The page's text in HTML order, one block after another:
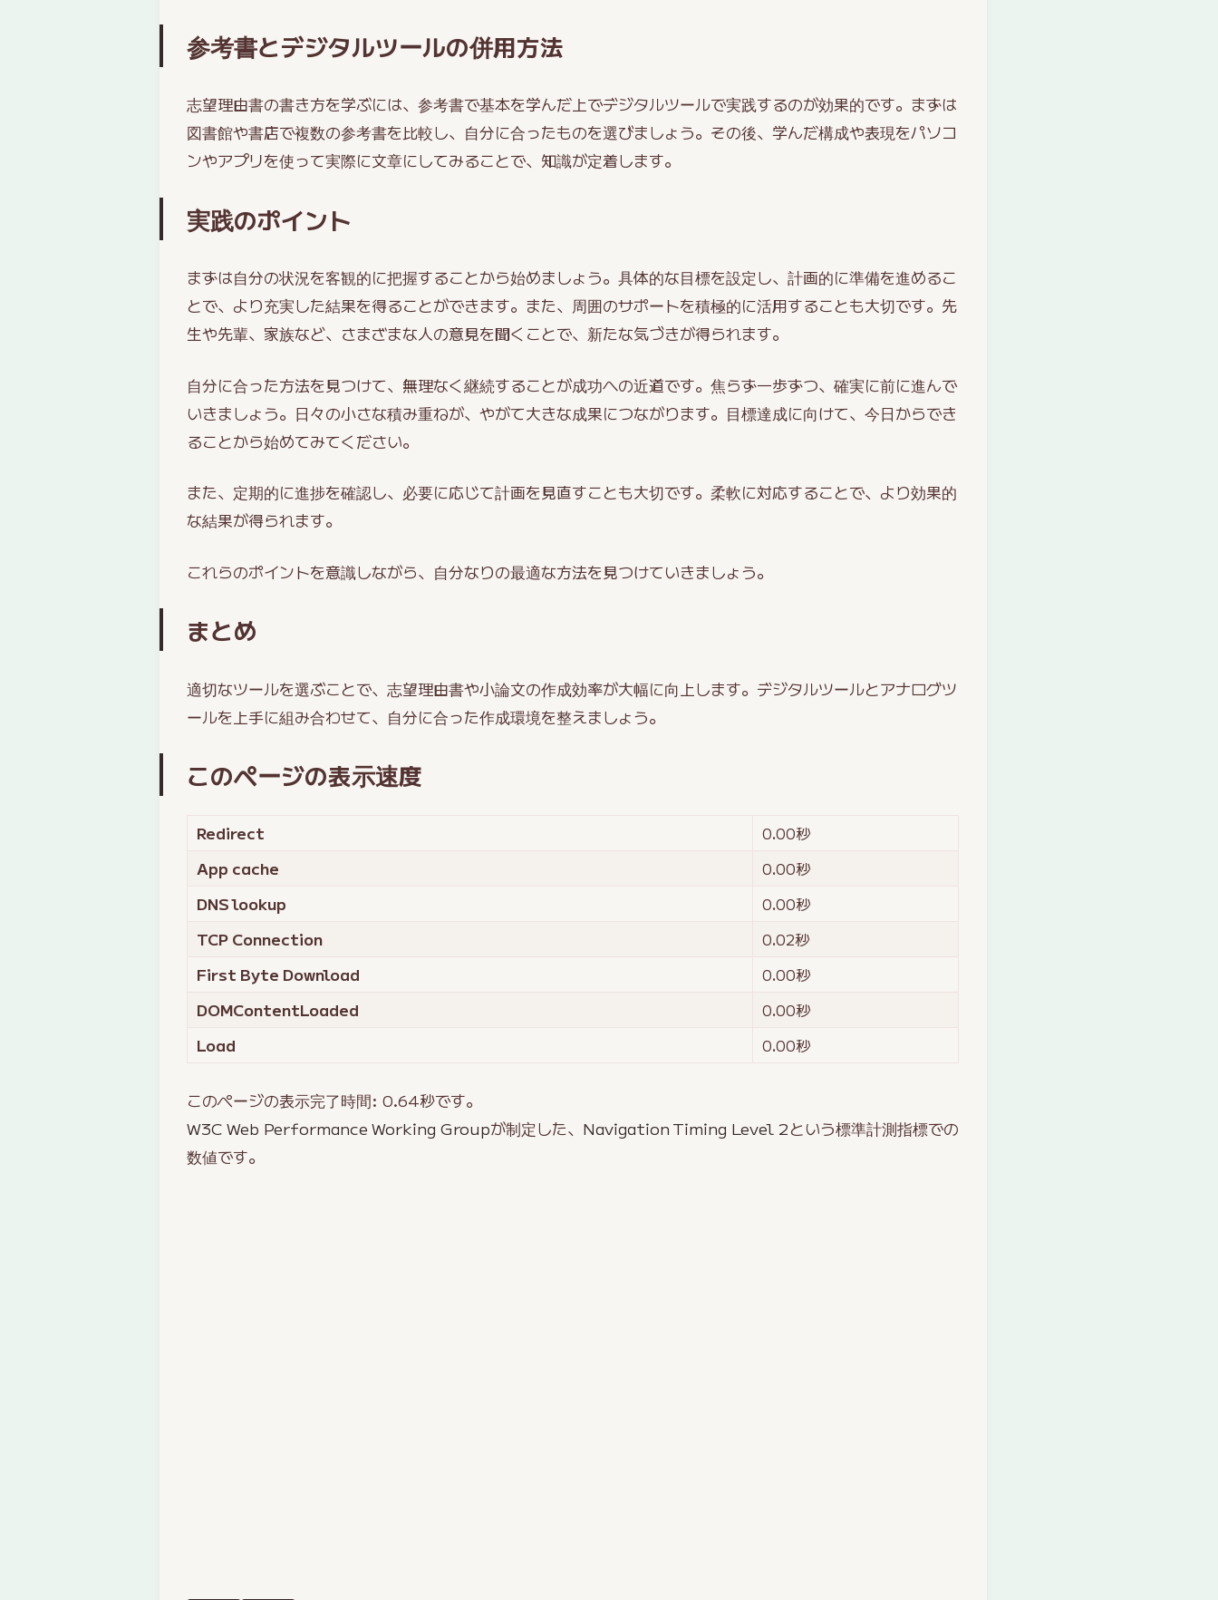
参考書とデジタルツールの併用方法
志望理由書の書き方を学ぶには、参考書で基本を学んだ上でデジタルツールで実践するのが効果的です。まずは
図書館や書店で複数の参考書を比較し、自分に合ったものを選びましょう。その後、学んだ構成や表現をパソコ
ンやアプリを使って実際に文章にしてみることで、知識が定着します。
実践のポイント
まずは自分の状況を客観的に把握することから始めましょう。具体的な目標を設定し、計画的に準備を進めるこ
とで、より充実した結果を得ることができます。また、周囲のサポートを積極的に活用することも大切です。先
生や先輩、家族など、さまざまな人の意見を聞くことで、新たな気づきが得られます。
自分に合った方法を見つけて、無理なく継続することが成功への近道です。焦らず一歩ずつ、確実に前に進んで
いきましょう。日々の小さな積み重ねが、やがて大きな成果につながります。目標達成に向けて、今日からでき
ることから始めてみてください。
また、定期的に進捗を確認し、必要に応じて計画を見直すことも大切です。柔軟に対応することで、より効果的
な結果が得られます。
これらのポイントを意識しながら、自分なりの最適な方法を見つけていきましょう。
まとめ
適切なツールを選ぶことで、志望理由書や小論文の作成効率が大幅に向上します。デジタルツールとアナログツ
ールを上手に組み合わせて、自分に合った作成環境を整えましょう。
このページの表示速度
Redirect 0.00秒
App cache
0.00秒
DNS lookup
0.00秒
TCP Connection
0.02秒
First Byte Download
0.00秒
DOMContentLoaded
0.00秒
Load
0.00秒
このページの表示完了時間:0.64秒です。
W3C Web Performance Working Groupが制定した、 Navigation Timing Level 2という標準計測指標での
数値です。